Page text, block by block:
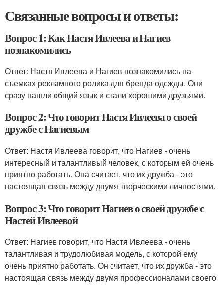
Связанные вопросы и ответы:
Вопрос 1: Как Настя Ивлеева и Нагиев
познакомились
Ответ: Настя Ивлеева и Нагиев познакомились на
съемках рекламного ролика для бренда одежды. Они
сразу нашли общий язык и стали хорошими друзьями.
Вопрос 2: Что говорит Настя Ивлеева о своей
дружбе с Нагиевым
Ответ: Настя Ивлеева говорит, что Нагиев - очень
интересный и талантливый человек, с которым ей очень
приятно работать. Она считает, что их дружба - это
настоящая связь между двумя творческими личностями.
Вопрос 3: Что говорит Нагиев о своей дружбе с
Настей Ивлеевой
Ответ: Нагиев говорит, что Настя Ивлеева - очень
талантливая и трудолюбивая модель, с которой ему
очень приятно работать. Он считает, что их дружба - это
настоящая связь между двумя профессионалами своего